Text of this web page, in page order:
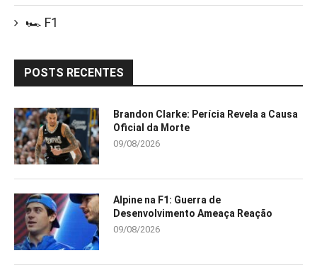
🏎️ F1
POSTS RECENTES
Brandon Clarke: Perícia Revela a Causa
Oficial da Morte
09/08/2026
Alpine na F1: Guerra de
Desenvolvimento Ameaça Reação
09/08/2026